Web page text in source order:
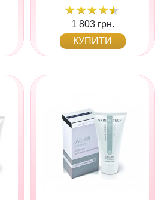
1 803 грн.
КУПИТИ